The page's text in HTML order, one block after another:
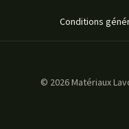
Conditions
© 2026 Matériaux